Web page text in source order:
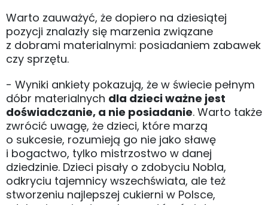
Warto zauważyć, że dopiero na dziesiątej
pozycji znalazły się marzenia związane
z dobrami materialnymi: posiadaniem zabawek
czy sprzętu.
- Wyniki ankiety pokazują, że w świecie pełnym
dóbr materialnych dla dzieci ważne jest
doświadczanie, a nie posiadanie. Warto także
zwrócić uwagę, że dzieci, które marzą
o sukcesie, rozumieją go nie jako sławę
i bogactwo, tylko mistrzostwo w danej
dziedzinie. Dzieci pisały o zdobyciu Nobla,
odkryciu tajemnicy wszechświata, ale też
stworzeniu najlepszej cukierni w Polsce,